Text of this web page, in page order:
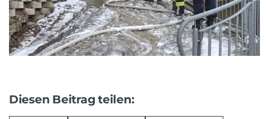
Diesen Beitrag teilen: